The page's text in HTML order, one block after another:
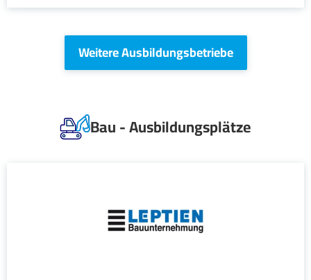
Weitere Ausbildungsbetriebe
Bau - Ausbildungsplätze